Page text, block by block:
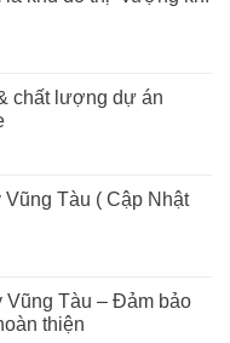
chất lượng dự án
Tàu ( Cập Nhật
Vũng Tàu – Đảm bảo
thiện